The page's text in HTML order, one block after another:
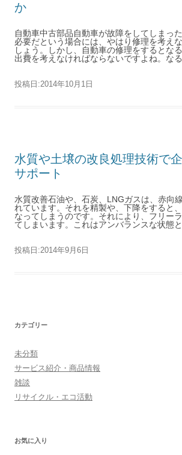
か
自動車中古部品自動車が故障をしてしまっ
必要だという場合には、やはり修理を考え
しょう。しかし、自動車の修理をするとな
出費を考えなければならないですよね。な
投稿日:2014年10月1日
水質や土壌の改良処理技術で
サポート
水質改善石油や、石炭、LNGガスは、赤向
れています。それを精製や、下降をすると
なってしまうのです。それにより、フリー
てしまいます。これはアンバランスな状態
投稿日:2014年9月6日
カテゴリー
未分類
サービス紹介・商品情報
雑談
リサイクル・エコ活動
お気に入り